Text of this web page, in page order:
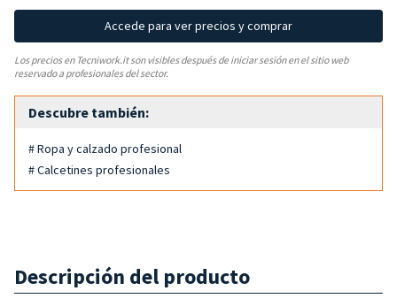
Accede para ver precios y comprar
Los precios en Tecniwork.it son visibles después de iniciar sesión en el sitio web
reservado a profesionales del sector.
Descubre también:
# Ropa y calzado profesional
# Calcetines profesionales
Descripción del producto